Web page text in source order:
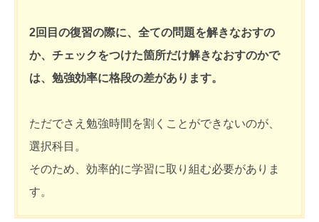
2回目の復習の際に、全ての問題を解きなおすの
か、チェックをつけた箇所だけ解きなおすのかで
は、勉強効率に格段の差があります。
ただでさえ勉強時間を割くことができないのが、
選択科目。
そのため、効率的に学習に取り組む必要がありま
す。